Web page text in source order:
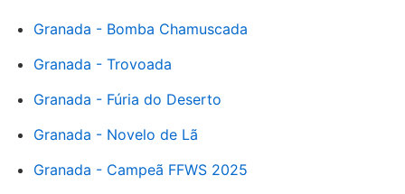
Granada - Bomba Chamuscada
Granada - Trovoada
Granada - Fúria do Deserto
Granada - Novelo de Lã
Granada - Campeã FFWS 2025